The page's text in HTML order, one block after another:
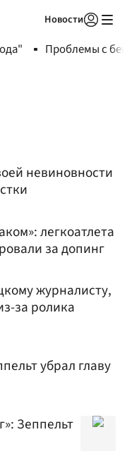
Новости
Проблемы с
невиновности
легкоатлета
за допинг
журналисту,
за ролика
убрал главу
Зеппельт